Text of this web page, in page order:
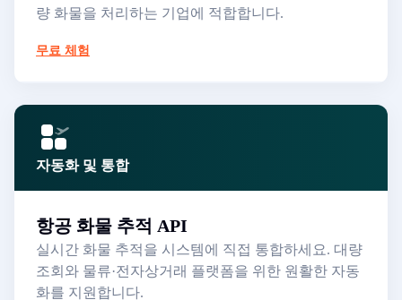
량 화물을 처리하는 기업에 적합합니다.
무료 체험
자동화 및 통합
항공 화물 추적 API
실시간 화물 추적을 시스템에 직접 통합하세요. 대량
조회와 물류·전자상거래 플랫폼을 위한 원활한 자동
화를 지원합니다.